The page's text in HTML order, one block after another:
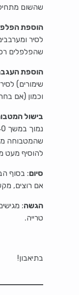
שהשום
הוספת
שהפלפלים
הוספת
שימורים)
וכמון (אם
בישול
שהמטבוחה
להוסיף מעט
סיום: בסוף
אם רוצים,
הגשה:
טרייה.
בתיאבון!